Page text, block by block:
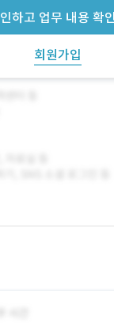
하고 업무 내용 확
회원가입